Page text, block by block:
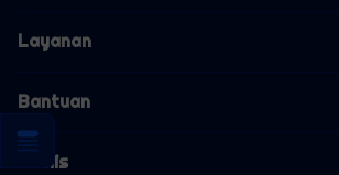
Layanan
Bantuan
Bisnis